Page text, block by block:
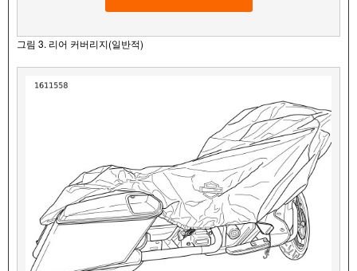
그림 3. 리어 커버리지(일반적)